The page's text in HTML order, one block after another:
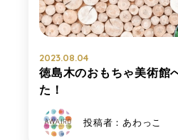
2023.08.04
徳島木のおもちゃ美術館
た！
投稿者：あわっこ